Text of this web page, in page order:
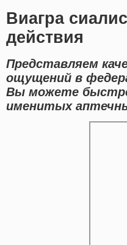
Виагра
действия
Представляем
ощущений в
Вы можете быстро
именитых